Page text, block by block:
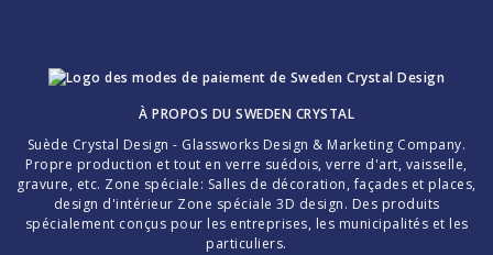
À PROPOS DU SWEDEN CRYSTAL
Suède Crystal Design - Glassworks Design & Marketing Company.
Propre production et tout en verre suédois, verre d'art, vaisselle,
gravure, etc. Zone spéciale: Salles de décoration, façades et places,
design d'intérieur Zone spéciale 3D design. Des produits
spécialement conçus pour les entreprises, les municipalités et les
particuliers.